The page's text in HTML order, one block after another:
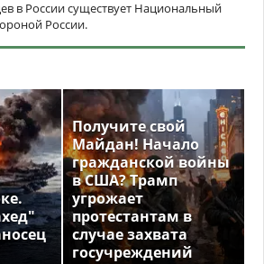
в России существует Национальный
России.
Получите свой
Майдан! Начало
гражданской войны
в США? Трамп
угрожает
протестантам в
случае захвата
госучреждений